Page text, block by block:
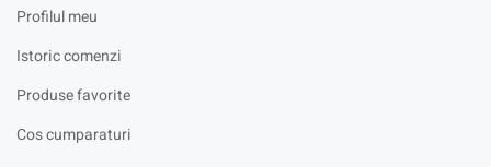
Profilul meu
Istoric comenzi
Produse favorite
Cos cumparaturi